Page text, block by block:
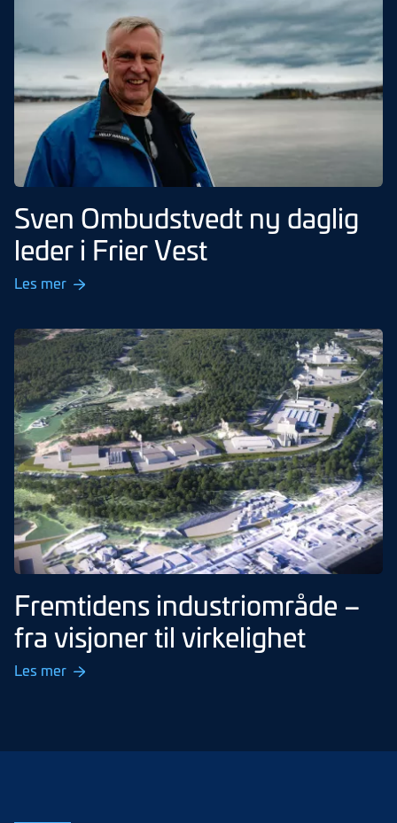
Sven Ombudstvedt ny daglig
leder i Frier Vest
Les mer
Fremtidens industriområde –
fra visjoner til virkelighet
Les mer